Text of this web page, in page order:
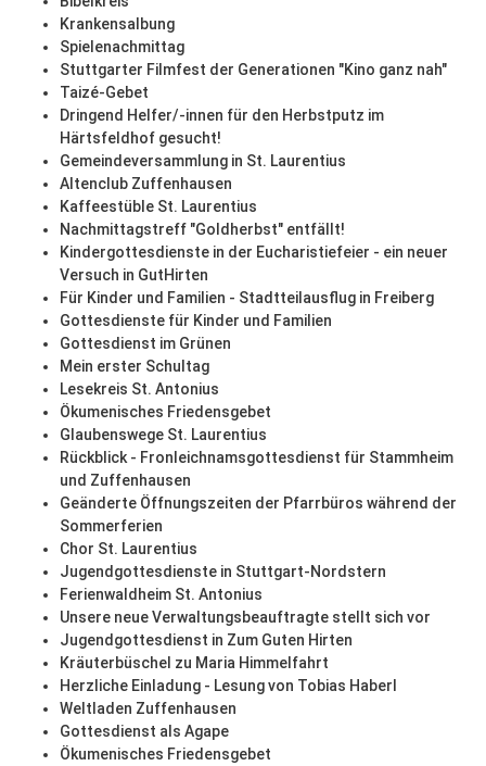
Krankensalbung
Spielenachmittag
Stuttgarter Filmfest der Generationen "Kino ganz nah"
Taizé-Gebet
Dringend Helfer/-innen für den Herbstputz im
Härtsfeldhof gesucht!
Gemeindeversammlung in St. Laurentius
Altenclub Zuffenhausen
Kaffeestüble St. Laurentius
Nachmittagstreff "Goldherbst" entfällt!
Kindergottesdienste in der Eucharistiefeier - ein neuer
Versuch in GutHirten
Für Kinder und Familien - Stadtteilausflug in Freiberg
Gottesdienste für Kinder und Familien
Gottesdienst im Grünen
Mein erster Schultag
Lesekreis St. Antonius
Ökumenisches Friedensgebet
Glaubenswege St. Laurentius
Rückblick - Fronleichnamsgottesdienst für Stammheim
und Zuffenhausen
Geänderte Öffnungszeiten der Pfarrbüros während der
Sommerferien
Chor St. Laurentius
Jugendgottesdienste in Stuttgart-Nordstern
Ferienwaldheim St. Antonius
Unsere neue Verwaltungsbeauftragte stellt sich vor
Jugendgottesdienst in Zum Guten Hirten
Kräuterbüschel zu Maria Himmelfahrt
Herzliche Einladung - Lesung von Tobias Haberl
Weltladen Zuffenhausen
Gottesdienst als Agape
Ökumenisches Friedensgebet